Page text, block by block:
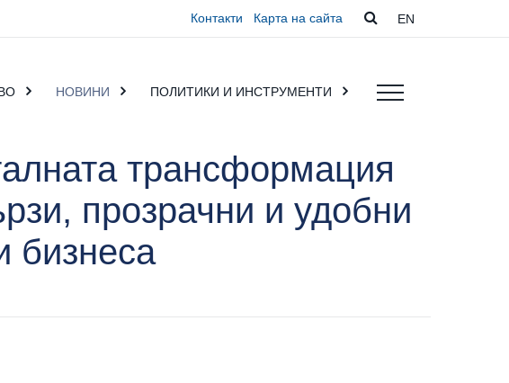
Контакти Карта на сайта EN
НОВИНИ ПОЛИТИКИ И ИНСТРУМЕНТИ
трансформация
прозрачни и удобни
бизнеса